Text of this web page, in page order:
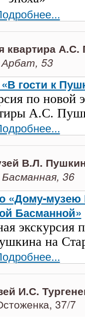
квартира А.С.
Арбат, 53
гости к
по новой
А.С.
В.Л.
36
«Дому-
Басманной»
экскурсия
на
И.С.
37/7